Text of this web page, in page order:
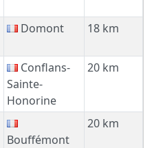
Domont 18 km
Conflans-
Sainte-
Honorine
20 km
Bouffémont
20 km